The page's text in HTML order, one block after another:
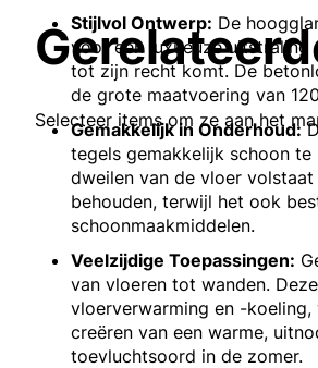
Stijlvol Ontwerp: De
voor een luxueuze
tot zijn recht komt. De
de grote maatvoering van
Gemakkelijk in Onderhoud:
tegels gemakkelijk schoon
dweilen van de vloer
behouden, terwijl het ook
schoonmaakmiddelen.
Veelzijdige Toepassingen:
van vloeren tot wanden.
vloerverwarming en -
creëren van een warme,
toevluchtsoord in de zomer.
Selecteer items om ze aan het